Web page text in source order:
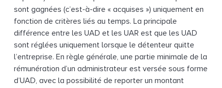
sont gagnées (c’est-à-dire « acquises ») uniquement en
fonction de critères liés au temps. La principale
différence entre les UAD et les UAR est que les UAD
sont réglées uniquement lorsque le détenteur quitte
l’entreprise. En règle générale, une partie minimale de la
rémunération d’un administrateur est versée sous forme
d’UAD, avec la possibilité de reporter un montant